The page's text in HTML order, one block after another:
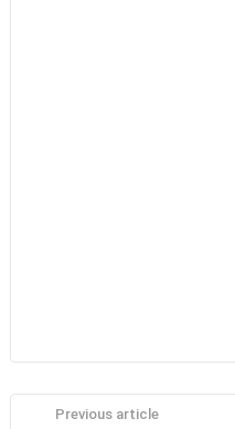
Previous article